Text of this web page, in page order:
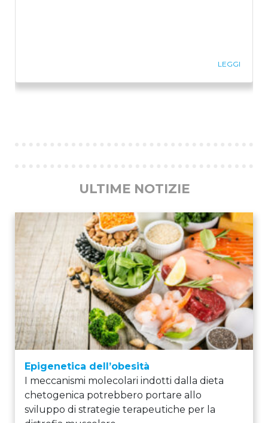
LEGGI
ULTIME NOTIZIE
Epigenetica dell’obesità
I meccanismi molecolari indotti dalla dieta
chetogenica potrebbero portare allo
sviluppo di strategie terapeutiche per la